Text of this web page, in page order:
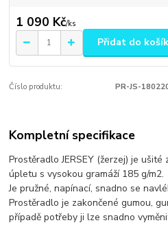
1 090 Kč/ks
Přidat do
Číslo produktu: PR-JS-
Kompletní specifikace
Prostěradlo JERSEY (žerzej) je
úpletu s vysokou gramáží 185 g/m2.
Je pružné, napínací, snadno se
Prostěradlo je zakončené gumou,
případě potřeby ji lze snadno